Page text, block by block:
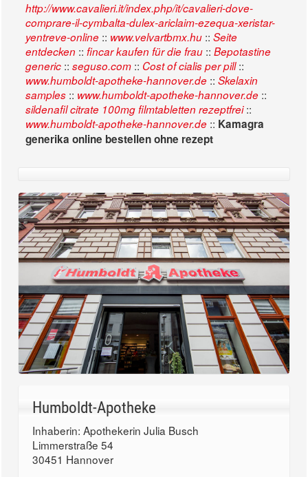
http://www.cavalieri.it/index.php/it/cavalieri-dove-
comprare-il-cymbalta-dulex-ariclaim-ezequa-xeristar-
yentreve-online :: www.velvartbmx.hu :: Seite
entdecken :: fincar kaufen für die frau :: Bepotastine
generic :: seguso.com :: Cost of cialis per pill::
www.humboldt-apotheke-hannover.de :: Skelaxin
samples :: www.humboldt-apotheke-hannover.de ::
sildenafil citrate 100mg filmtabletten rezeptfrei::
www.humboldt-apotheke-hannover.de :: Kamagra
generika online bestellen ohne rezept
Humboldt-Apotheke
Inhaberin: Apothekerin Julia Busch
Limmerstraße 54
30451 Hannover